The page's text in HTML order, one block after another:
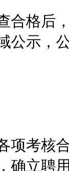
格后，
公示，
考核合
确立聘